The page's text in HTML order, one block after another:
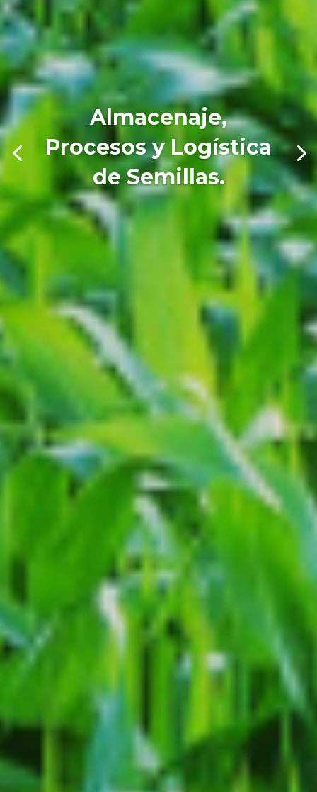
Almacenaje,
Procesos y Logística
de Semillas.